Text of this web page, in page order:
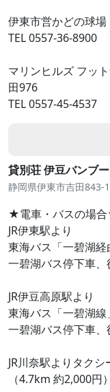
伊東市営かどの球
TEL 0557-36-8900
マリンヒルズ フッ
田976
TEL 0557-45-4537
貸別荘 伊豆バンブ
静岡県伊東市吉田843-
★電車・バスの場
JR伊東駅より
東海バス「一碧湖
一碧湖バス停下車、
JR伊豆高原駅より
東海バス「一碧湖線
一碧湖バス停下車、
JR川奈駅よりタクシ
（4.7km 約2,000円）